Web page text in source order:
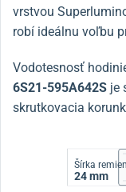
vrstvou
robí ideálnu voľbu
Vodotesnosť
6S21-595A642S je
skrutkovacia
Šírka
24 mm